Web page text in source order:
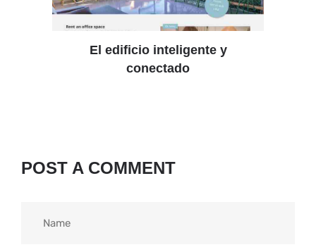
El edificio inteligente y
conectado
POST A COMMENT